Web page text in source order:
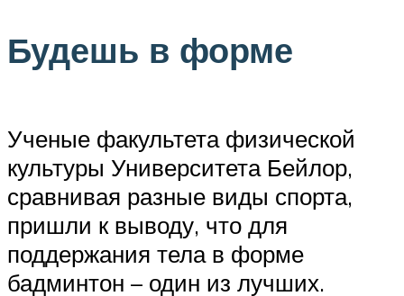
Будешь в форме
Ученые факультета физической
культуры Университета Бейлор,
сравнивая разные виды спорта,
пришли к выводу, что для
поддержания тела в форме
бадминтон – один из лучших.